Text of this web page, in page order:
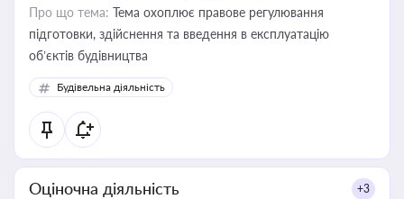
Про що тема: Тема охоплює правове регулювання
підготовки, здійснення та введення в експлуатацію
об’єктів будівництва
Будівельна діяльність
Оціночна діяльність +3